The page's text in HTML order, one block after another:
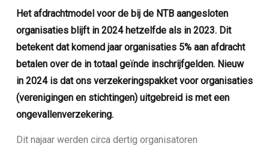
Het afdrachtmodel voor de bij de NTB aangesloten
organisaties blijft in 2024 hetzelfde als in 2023. Dit
betekent dat komend jaar organisaties 5% aan afdracht
betalen over de in totaal geïnde inschrijfgelden. Nieuw
in 2024 is dat ons verzekeringspakket voor organisaties
(verenigingen en stichtingen) uitgebreid is met een
ongevallenverzekering.
Dit najaar werden circa dertig organisatoren